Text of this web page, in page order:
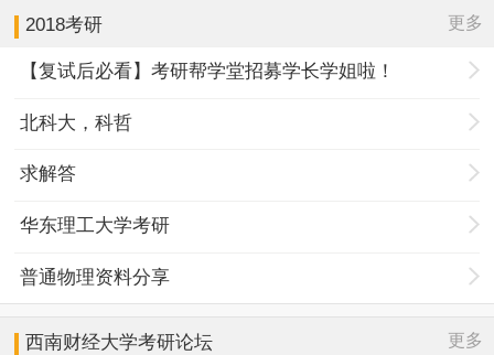
2018考研 更多
【复试后必看】考研帮学堂招募学长学姐啦！
北科大，科哲
求解答
华东理工大学考研
普通物理资料分享
西南财经大学考研论坛 更多